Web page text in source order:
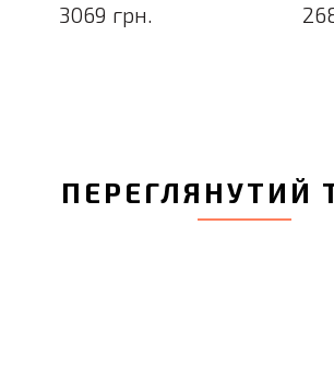
3069 грн.
ПЕРЕГЛЯНУТИЙ